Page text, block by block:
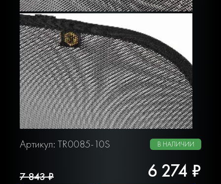
Артикул: TR0085-10S В НАЛИЧИИ
7 843 ₽ 6 274 ₽